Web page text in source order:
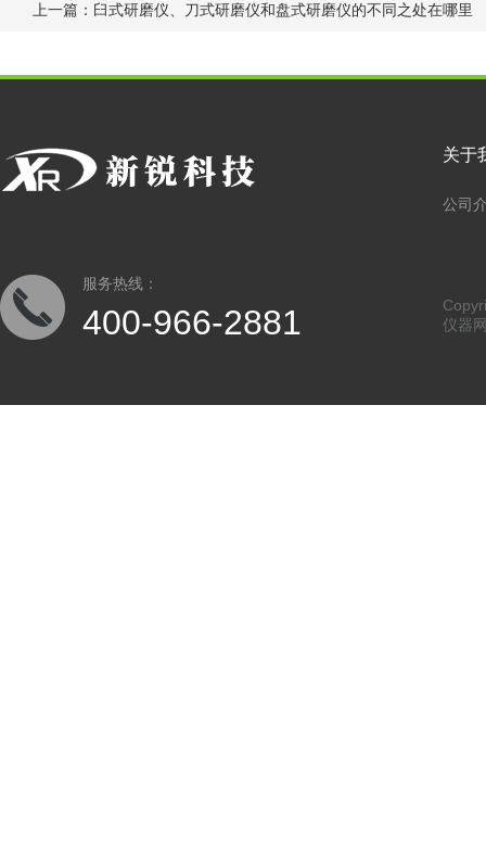
上一篇： 臼式研磨仪、刀式研磨仪和盘式研磨仪的不同之处在哪里
服务热线：
400-966-2881
关于
公司
仪器